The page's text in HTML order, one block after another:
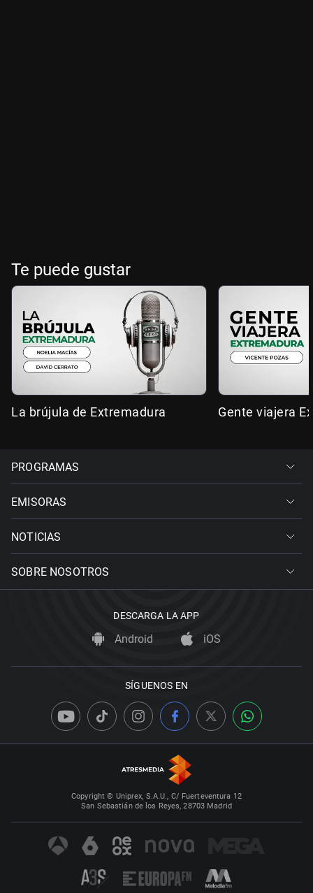
Te puede gustar
La brújula de Extremadura Gente viajera
PROGRAMAS
EMISORAS
NOTICIAS
SOBRE NOSOTROS
DESCARGA LA APP
Android iOS
SÍGUENOS EN
Copyright © Uniprex, S.A.U., C/ Fuerteventura 12
San Sebastián de los Reyes, 28703 Madrid